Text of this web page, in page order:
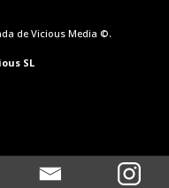
de Vicious Media ©.
SL